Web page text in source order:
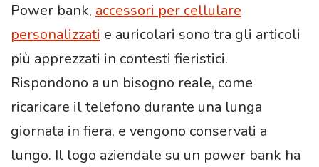
Power bank, accessori per cellulare
personalizzati e auricolari sono tra gli articoli
più apprezzati in contesti fieristici.
Rispondono a un bisogno reale, come
ricaricare il telefono durante una lunga
giornata in fiera, e vengono conservati a
lungo. Il logo aziendale su un power bank ha